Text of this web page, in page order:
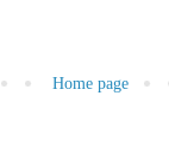
Home page